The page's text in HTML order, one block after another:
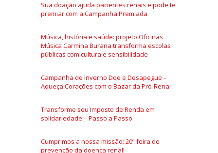
Sua doação ajuda pacientes renais e pode te
premiar com a Campanha Premiada
Música, história e saúde: projeto Oficinas
Música Carmina Burana transforma escolas
públicas com cultura e sensibilidade
Campanha de Inverno Doe e Desapegue –
Aqueça Corações com o Bazar da Pró-Renal
Transforme seu Imposto de Renda em
solidariedade – Passo a Passo
Cumprimos a nossa missão: 20ª feira de
prevenção da doença renal!